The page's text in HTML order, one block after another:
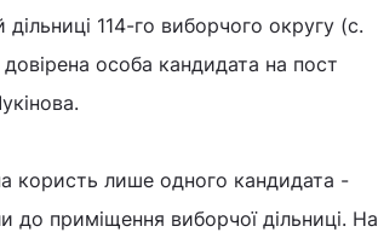
114-го виборчого округу (с.
особа кандидата на пост
користь лише одного кандидата -
до приміщення виборчої дільниці. На